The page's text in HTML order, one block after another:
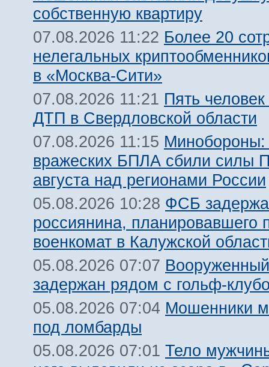
собственную квартиру
07.08.2026 11:22 Более 20
нелегальных
в «Москва-Сити»
07.08.2026 11:21 Пять
ДТП в Свердловской области
07.08.2026 11:15 Минобороны:
вражеских БПЛА сбили силы
августа над регионами России
05.08.2026 10:28 ФСБ
россиянина, планировавшего
военкомат в Калужской
05.08.2026 07:07
задержан рядом с гольф-
05.08.2026 07:04 Мошенники
под ломбарды
05.08.2026 07:01 Тело